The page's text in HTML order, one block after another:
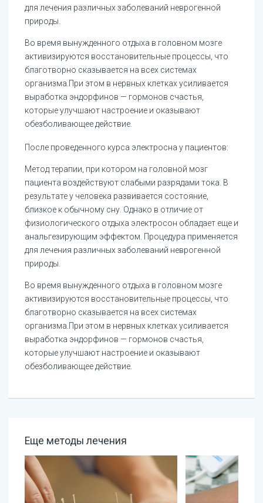
для лечения различных заболеваний неврогенной
природы.
Во время вынужденного отдыха в головном мозге
активизируются восстановительные процессы, что
благотворно сказывается на всех системах
организма.При этом в нервных клетках усиливается
выработка эндорфинов — гормонов счастья,
которые улучшают настроение и оказывают
обезболивающее действие.
После проведенного курса электросна у пациентов:
Метод терапии, при котором на головной мозг
пациента воздействуют слабыми разрядами тока. В
результате у человека развивается состояние,
близкое к обычному сну. Однако в отличие от
физиологического отдыха электросон обладает еще и
анальгезирующим эффектом. Процедура применяется
для лечения различных заболеваний неврогенной
природы.
Во время вынужденного отдыха в головном мозге
активизируются восстановительные процессы, что
благотворно сказывается на всех системах
организма.При этом в нервных клетках усиливается
выработка эндорфинов — гормонов счастья,
которые улучшают настроение и оказывают
обезболивающее действие.
Еще методы лечения